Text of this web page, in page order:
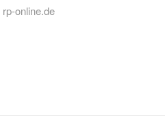
rp-online.de